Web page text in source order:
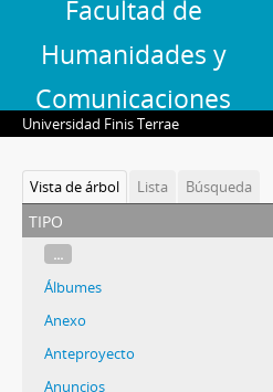
Facultad de
Humanidades y
Comunicaciones
Universidad Finis Terrae
Vista de árbol Lista Búsqueda
tipo
...
Álbumes
Anexo
Anteproyecto
Anuncios